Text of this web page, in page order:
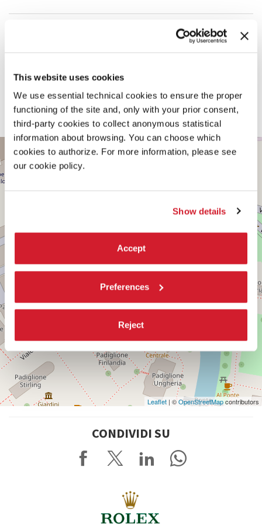
This website uses cookies
We use essential technical cookies to ensure the proper
functioning of the site and, only with your prior consent,
third-party cookies to collect anonymous statistical
information about browsing. You can choose which
cookies to authorize. For more information, please see
our cookie policy.
Show details
Accept
Preferences
Reject
Andrea Maretto, Leonne Vögelin, Nataniel Sawadogo, Stage One, Jon
Fabio Santin (ApARTe°/Escuela Moderna)
Con il supporto aggiuntivo di
ifa – Institut für Auslandsbeziehungen
PADIGLIONE
CENTRALE
Leaflet | ©OpenStreetMapcontributors
CONDIVIDI SU